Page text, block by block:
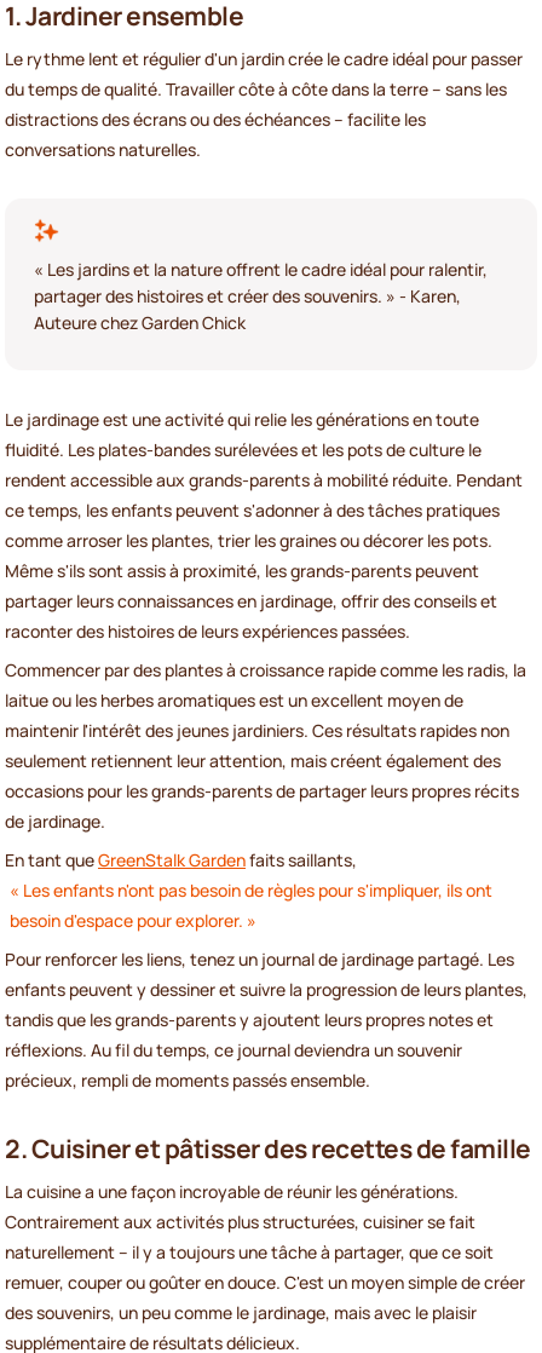
1. Jardiner ensemble
Le rythme lent et régulier d'un jardin crée le cadre idéal pour passer
du temps de qualité. Travailler côte à côte dans la terre – sans les
distractions des écrans ou des échéances – facilite les
conversations naturelles.
« Les jardins et la nature offrent le cadre idéal pour ralentir,
partager des histoires et créer des souvenirs. » - Karen,
Auteure chez Garden Chick
Le jardinage est une activité qui relie les générations en toute
fluidité. Les plates-bandes surélevées et les pots de culture le
rendent accessible aux grands-parents à mobilité réduite. Pendant
ce temps, les enfants peuvent s'adonner à des tâches pratiques
comme arroser les plantes, trier les graines ou décorer les pots.
Même s'ils sont assis à proximité, les grands-parents peuvent
partager leurs connaissances en jardinage, offrir des conseils et
raconter des histoires de leurs expériences passées.
Commencer par des plantes à croissance rapide comme les radis, la
laitue ou les herbes aromatiques est un excellent moyen de
maintenir l'intérêt des jeunes jardiniers. Ces résultats rapides non
seulement retiennent leur attention, mais créent également des
occasions pour les grands-parents de partager leurs propres récits
de jardinage.
En tant queGreenStalk Gardenfaits saillants,
« Les enfants n'ont pas besoin de règles pour s'impliquer, ils ont
besoin d'espace pour explorer. »
Pour renforcer les liens, tenez un journal de jardinage partagé. Les
enfants peuvent y dessiner et suivre la progression de leurs plantes,
tandis que les grands-parents y ajoutent leurs propres notes et
réflexions. Au fil du temps, ce journal deviendra un souvenir
précieux, rempli de moments passés ensemble.
2. Cuisiner et pâtisser des recettes de famille
La cuisine a une façon incroyable de réunir les générations.
Contrairement aux activités plus structurées, cuisiner se fait
naturellement – il y a toujours une tâche à partager, que ce soit
remuer, couper ou goûter en douce. C'est un moyen simple de créer
des souvenirs, un peu comme le jardinage, mais avec le plaisir
supplémentaire de résultats délicieux.